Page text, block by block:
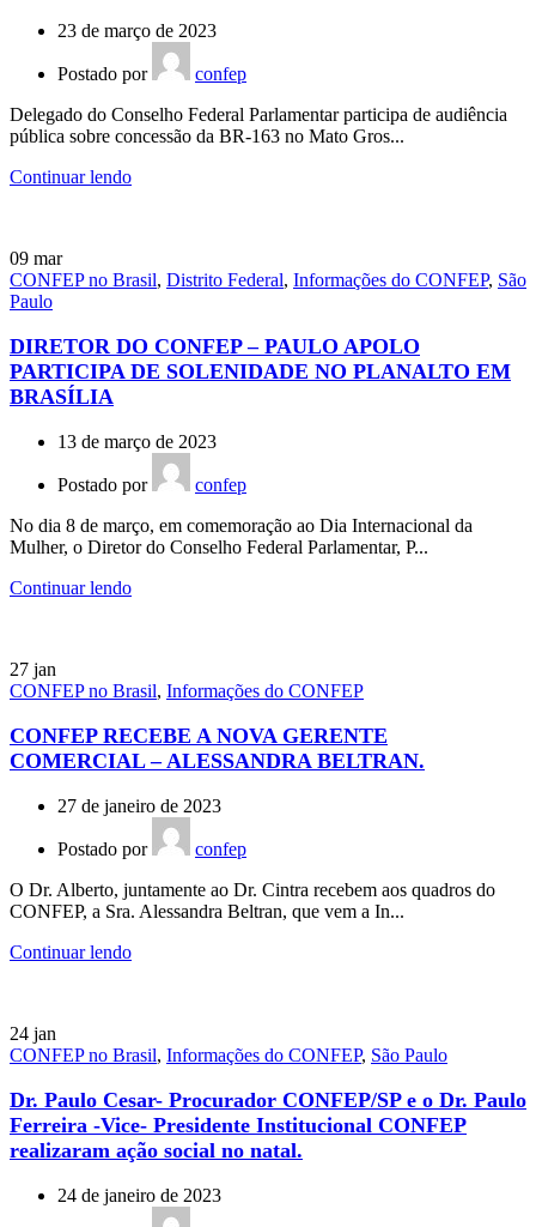
23 de março de 2023
Postado por
confep
Delegado do Conselho Federal Parlamentar participa de audiência
pública sobre concessão da BR-163 no Mato Gros...
Continuar lendo
09 mar
CONFEP no Brasil, Distrito Federal, Informações do CONFEP, São
Paulo
DIRETOR DO CONFEP – PAULO APOLO
PARTICIPA DE SOLENIDADE NO PLANALTO EM
BRASÍLIA
13 de março de 2023
Postado por
confep
No dia 8 de março, em comemoração ao Dia Internacional da
Mulher, o Diretor do Conselho Federal Parlamentar, P...
Continuar lendo
27 jan
CONFEP no Brasil, Informações do CONFEP
CONFEP RECEBE A NOVA GERENTE
COMERCIAL – ALESSANDRA BELTRAN.
27 de janeiro de 2023
Postado por
confep
O Dr. Alberto, juntamente ao Dr. Cintra recebem aos quadros do
CONFEP, a Sra. Alessandra Beltran, que vem a In...
Continuar lendo
24 jan
CONFEP no Brasil, Informações do CONFEP, São Paulo
Dr. Paulo Cesar- Procurador CONFEP/SP e o Dr. Paulo
Ferreira -Vice- Presidente Institucional CONFEP
realizaram ação social no natal.
24 de janeiro de 2023